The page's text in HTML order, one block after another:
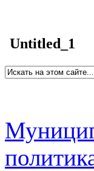
Untitled_1